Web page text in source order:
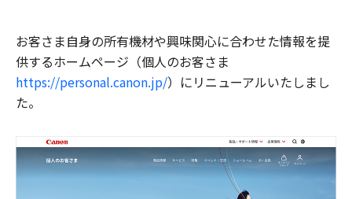
お客さま自身の所有機材や興味関心に合わせた情報を提
供するホームページ（個人のお客さま
https://personal.canon.jp/）にリニューアルいたしまし
た。